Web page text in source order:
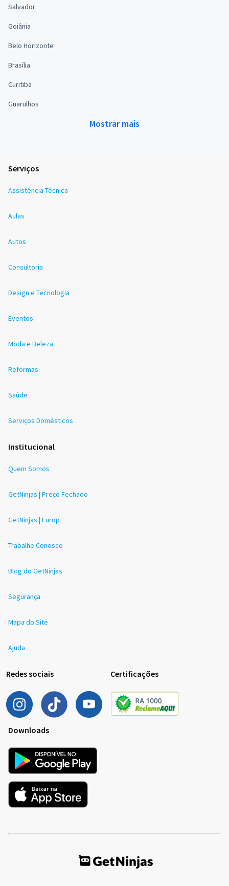
Salvador
Goiânia
Belo Horizonte
Brasília
Curitiba
Guarulhos
Mostrar mais
Serviços
Assistência Técnica
Aulas
Autos
Consultoria
Design e Tecnologia
Eventos
Moda e Beleza
Reformas
Saúde
Serviços Domésticos
Institucional
Quem Somos
GetNinjas | Preço Fechado
GetNinjas | Europ
Trabalhe Conosco
Blog do GetNinjas
Segurança
Mapa do Site
Ajuda
Redes sociais Certificações
Downloads